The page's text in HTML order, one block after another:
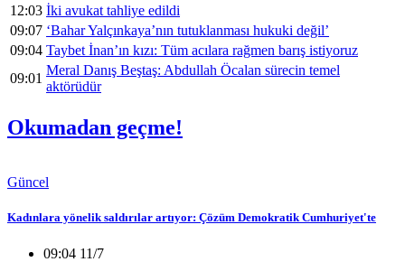
12:03 İki avukat tahliye edildi
09:07 ‘Bahar Yalçınkaya’nın tutuklanması hukuki değil’
09:04 Taybet İnan’ın kızı: Tüm acılara rağmen barış istiyoruz
09:01
Meral Danış Beştaş: Abdullah Öcalan sürecin temel
aktörüdür
Okumadan geçme!
Güncel
Kadınlara yönelik saldırılar artıyor: Çözüm Demokratik Cumhuriyet'te
09:04 11/7